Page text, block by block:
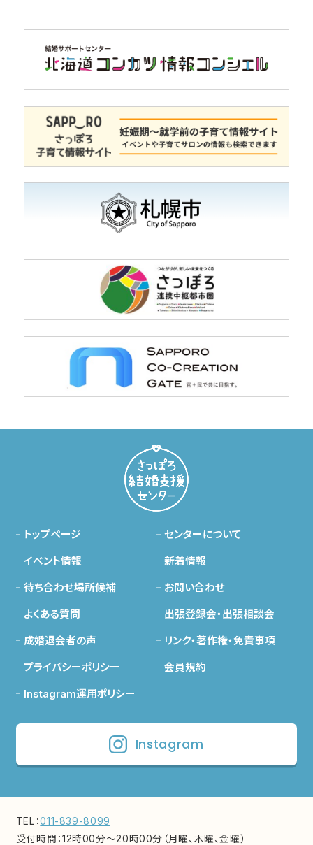
トップページ センターについて
イベント情報 新着情報
待ち合わせ場所候補 お問い合わせ
よくある質問 出張登録会・出張相談会
成婚退会者の声 リンク・著作権・免責事項
プライバシーポリシー 会員規約
Instagram運用ポリシー
Instagram
TEL：011-839-8099
受付時間：12時00分～20時00分（月曜、木曜、金曜）